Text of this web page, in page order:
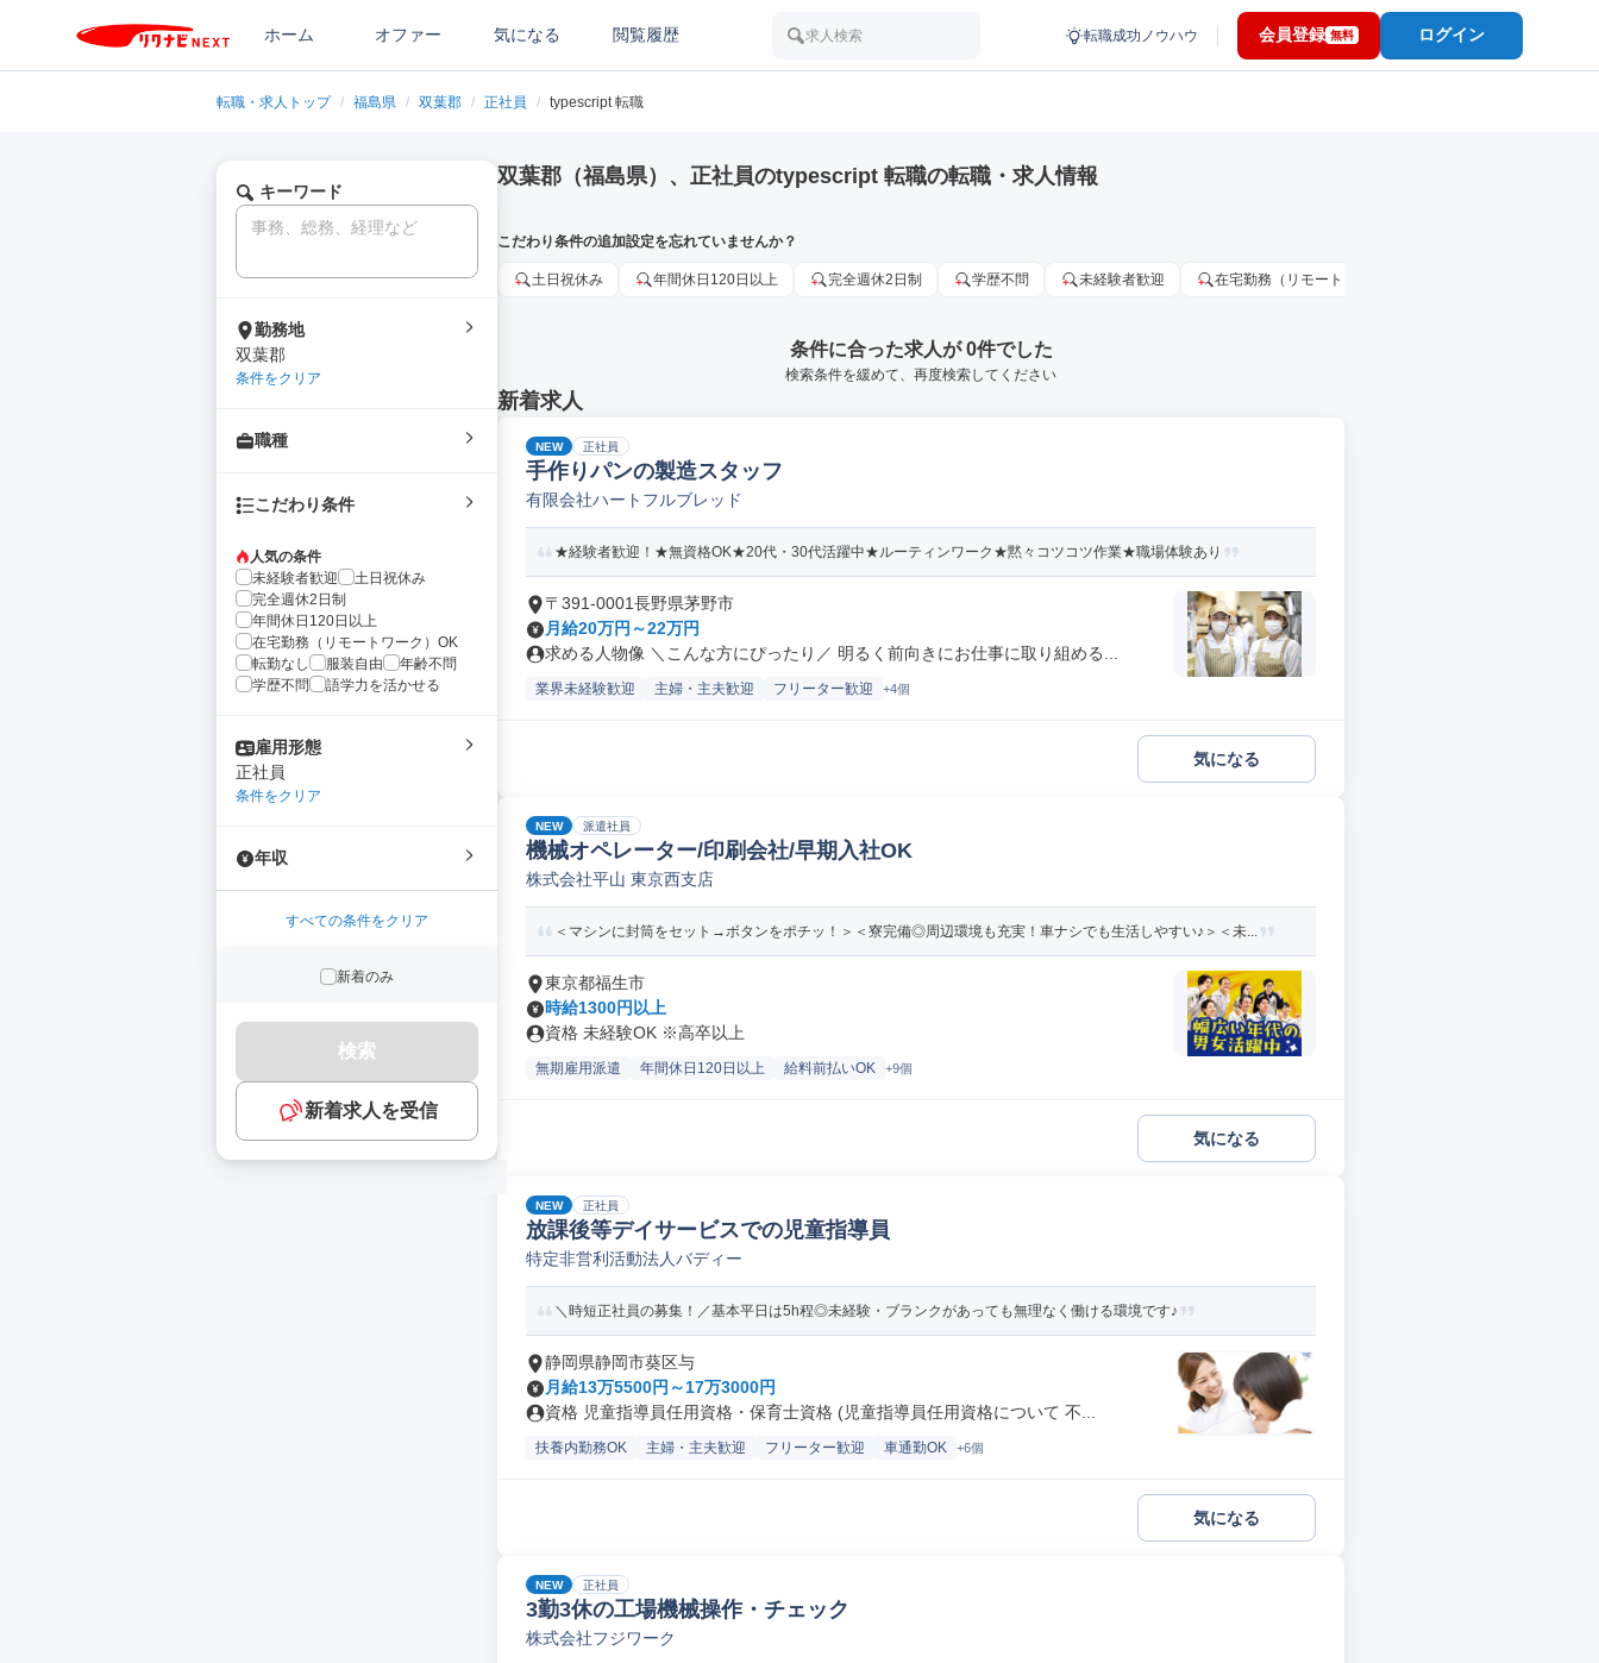
ホーム オファー 気になる 閲覧履歴 求人検索 転職成功ノウハウ 会員登録 無料 ログイン
転職・求人トップ / 福島県 / 双葉郡 / 正社員 / typescript 転職
キーワード
勤務地
双葉郡
条件をクリア
職種
こだわり条件
人気の条件
未経験者歓迎
土日祝休み
完全週休2日制
年間休日120日以上
在宅勤務（リモートワーク）OK
転勤なし
服装自由
年齢不問
学歴不問
語学力を活かせる
雇用形態
正社員
条件をクリア
年収
すべての条件をクリア
新着のみ
検索
新着求人を受信
双葉郡（福島県）、正社員のtypescript 転職の転職・求人情報
こだわり条件の追加設定を忘れていませんか？
土日祝休み 年間休日120日以上 完全週休2日制 学歴不問 未経験者歓迎 在宅勤務（リモートワーク）OK
条件に合った求人が 0件でした
検索条件を緩めて、再度検索してください
新着求人
NEW 正社員
手作りパンの製造スタッフ
有限会社ハートフルブレッド
★経験者歓迎！★無資格OK★20代・30代活躍中★ルーティンワーク★黙々コツコツ作業★職場体験あり
〒391-0001長野県茅野市
月給20万円～22万円
求める人物像 ＼こんな方にぴったり／ 明るく前向きにお仕事に取り組める...
業界未経験歓迎 主婦・主夫歓迎 フリーター歓迎 +4個
気になる
NEW 派遣社員
機械オペレーター/印刷会社/早期入社OK
株式会社平山 東京西支店
＜マシンに封筒をセット→ボタンをポチッ！＞＜寮完備◎周辺環境も充実！車ナシでも生活しやすい♪＞＜未...
東京都福生市
時給1300円以上
資格 未経験OK ※高卒以上
無期雇用派遣 年間休日120日以上 給料前払いOK +9個
気になる
NEW 正社員
放課後等デイサービスでの児童指導員
特定非営利活動法人バディー
＼時短正社員の募集！／基本平日は5h程◎未経験・ブランクがあっても無理なく働ける環境です♪
静岡県静岡市葵区与
月給13万5500円～17万3000円
資格 児童指導員任用資格・保育士資格 (児童指導員任用資格について 不...
扶養内勤務OK 主婦・主夫歓迎 フリーター歓迎 車通勤OK +6個
気になる
NEW 正社員
3勤3休の工場機械操作・チェック
株式会社フジワーク